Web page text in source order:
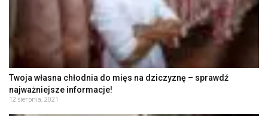
Twoja własna chłodnia do mięs na dziczyznę – sprawdź
najważniejsze informacje!
12 sierpnia, 2021